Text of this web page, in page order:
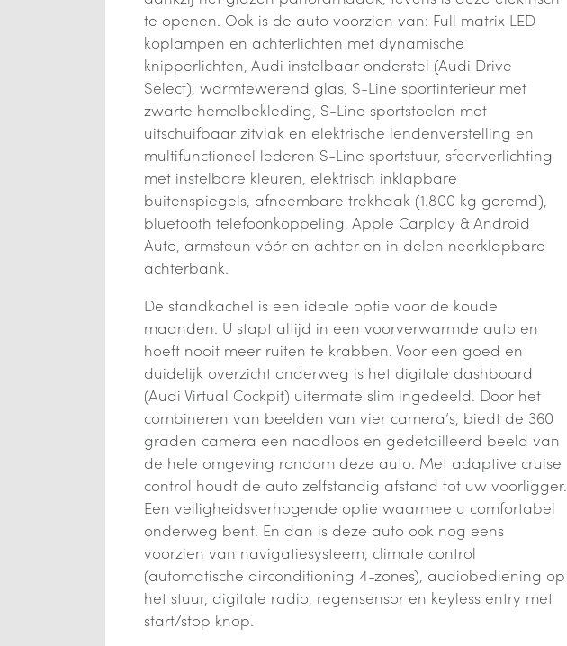
te openen. Ook is de auto voorzien van: Full matrix LED
koplampen en achterlichten met dynamische
knipperlichten, Audi instelbaar onderstel (Audi Drive
Select), warmtewerend glas, S-Line sportinterieur met
zwarte hemelbekleding, S-Line sportstoelen met
uitschuifbaar zitvlak en elektrische lendenverstelling en
multifunctioneel lederen S-Line sportstuur, sfeerverlichting
met instelbare kleuren, elektrisch inklapbare
buitenspiegels, afneembare trekhaak (1.800 kg geremd),
bluetooth telefoonkoppeling, Apple Carplay & Android
Auto, armsteun vóór en achter en in delen neerklapbare
achterbank.
De standkachel is een ideale optie voor de koude
maanden. U stapt altijd in een voorverwarmde auto en
hoeft nooit meer ruiten te krabben. Voor een goed en
duidelijk overzicht onderweg is het digitale dashboard
(Audi Virtual Cockpit) uitermate slim ingedeeld. Door het
combineren van beelden van vier camera’s, biedt de 360
graden camera een naadloos en gedetailleerd beeld van
de hele omgeving rondom deze auto. Met adaptive cruise
control houdt de auto zelfstandig afstand tot uw voorligger.
Een veiligheidsverhogende optie waarmee u comfortabel
onderweg bent. En dan is deze auto ook nog eens
voorzien van navigatiesysteem, climate control
(automatische airconditioning 4-zones), audiobediening op
het stuur, digitale radio, regensensor en keyless entry met
start/stop knop.